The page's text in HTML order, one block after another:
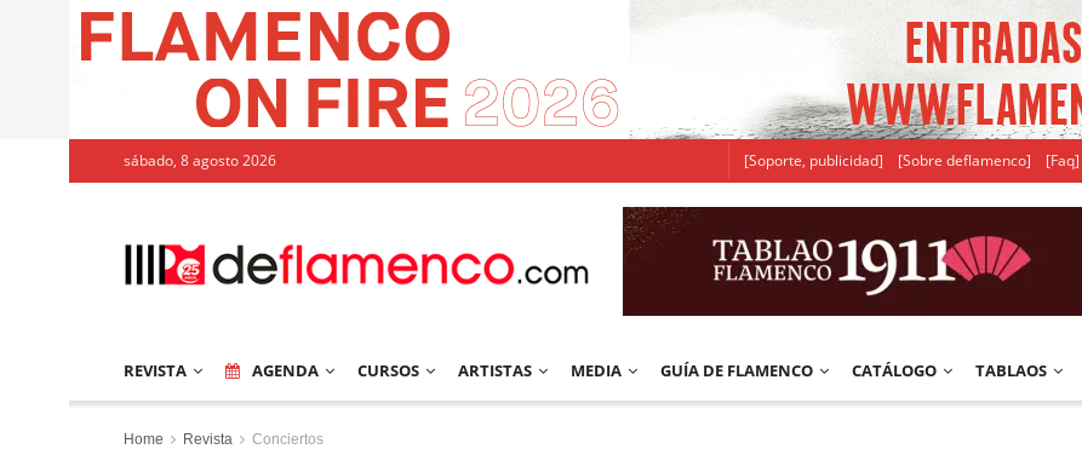
sábado, 8 agosto 2026 [Soporte, publicidad] [Sobre deflamenco] [Faq]
REVISTA AGENDA CURSOS ARTISTAS MEDIA GUÍA DE FLAMENCO CATÁLOGO TABLAOS
Home Revista Conciertos